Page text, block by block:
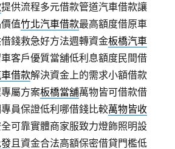
提供流程多元借款管道汽車借款讓
值竹北汽車借款最高額度借原車
錢救急好方法週轉資金板橋汽車
客戶優質當舖低利息額度民間借
借款解決資金上的需求小額借款
屬方案板橋當舖萬物皆可借款借
員保證低利哪借錢比較萬物皆收
可靠實體商家服致力燈飾照明設
且資金合法高額保密借貸門檻低